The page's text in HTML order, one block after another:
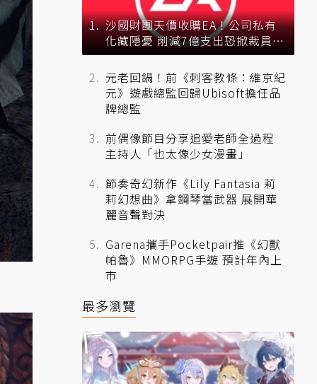
沙國財團天價收購EA！公司私有
化藏隱憂 削減7億支出恐掀裁員風
暴？
元老回鍋！前《刺客教條：維京紀
元》遊戲總監回歸Ubisoft擔任品
牌總監
前偶像節目分享追愛老師全過程
主持人「也太像少女漫畫」
節奏奇幻新作《Lily Fantasia 莉
莉幻想曲》拿鋼琴當武器 展開華
麗音聲對決
Garena攜手Pocketpair推《幻獸
帕魯》MMORPG手遊 預計年內上
市
最多瀏覽